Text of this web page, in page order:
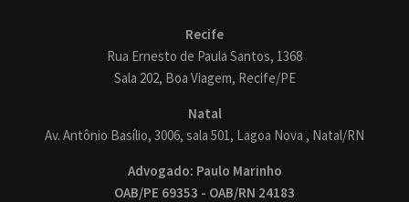
Recife
Rua Ernesto de Paula Santos, 1368
Sala 202, Boa Viagem, Recife/PE
Natal
Av. Antônio Basílio, 3006, sala 501, Lagoa Nova , Natal/RN
Advogado: Paulo Marinho
OAB/PE 69353 - OAB/RN 24183